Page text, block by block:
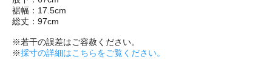
裾幅：17.5cm
総丈：97cm
※若干の誤差はご容赦ください。
※採寸の詳細はこちらをご覧ください。